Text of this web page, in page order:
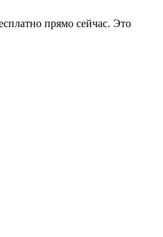
прямо сейчас. Это